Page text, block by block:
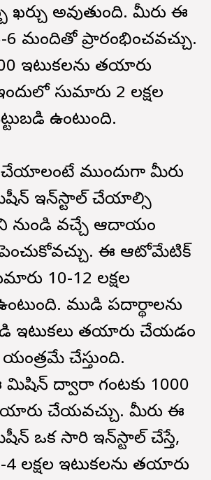
ఖర్చు అవుతుంది. మీరు ఈ
మందితో ప్రారంభించవచ్చు.
ఇటుకలను తయారు
సుమారు 2 లక్షల
ఉంటుంది.
ముందుగా మీరు
ఇన్‌స్టాల్ చేయాల్సి
నుండి వచ్చే ఆదాయం
ఈ ఆటోమేటిక్
10-12 లక్షల
ముడి పదార్థాలను
ఇటుకలు తయారు చేయడం
చేస్తుంది.
ద్వారా గంటకు 1000
చేయవచ్చు. మీరు ఈ
ఒక సారి ఇన్‌స్టాల్ చేస్తే,
లక్షల ఇటుకలను తయారు